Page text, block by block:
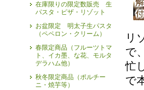
在庫限りの限定数販売 生
パスタ・ピザ・リゾット
お盆限定 明太子生パスタ
（ペペロン・クリーム）
春限定商品（フルーツトマ
ト、イカ墨、な花、モルタ
デラハム他）
秋冬限定商品（ポルチー
ニ・焼芋等）
リ
で
忙
で